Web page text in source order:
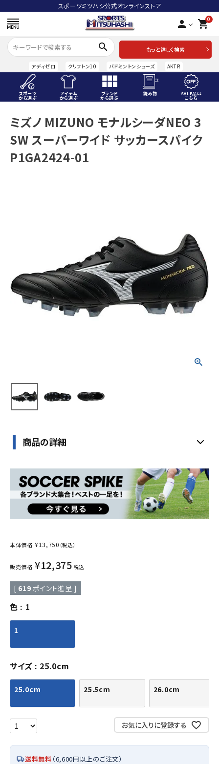
スポーツミツハシ公式オンラインストア
person 0
shopping_cart
search
もっと詳しく検索
アディゼロ クリフトン10 バドミントンシューズ AKTR
スポーツ
から選ぶ
アイテム
から選ぶ
ブランド
から選ぶ
読み物 SALE品は
こちら
ACCOUNT MENU
ようこそ ゲスト 様
meeting_room ログイン person
INFORMATIOM
ご利用ガイド
ミズノ MIZUNO モナルシーダNEO 3
SW スーパーワイド サッカースパイク
P1GA2424-01
商品の詳細
本体価格 ¥13,750 （税込）
販売価格 ¥12,375 税込
[ 619 ポイント進呈 ]
色 1
1
サイズ 25.0cm
25.0cm 25.5cm 26.0cm
お気に入りに登録する
送料無料 （6,600円以上のご注文）